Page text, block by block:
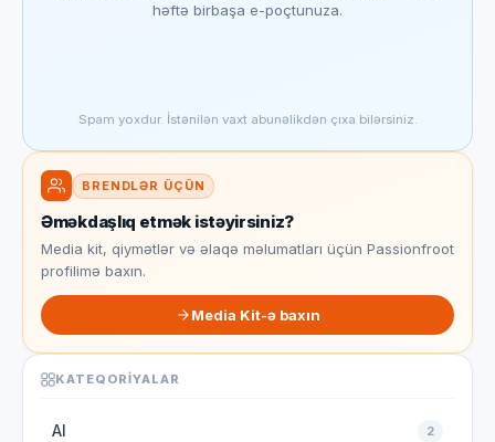
həftə birbaşa e-poçtunuza.
Spam yoxdur. İstənilən vaxt abunəlikdən çıxa bilərsiniz.
BRENDLƏR ÜÇÜN
Əməkdaşlıq etmək istəyirsiniz?
Media kit, qiymətlər və əlaqə məlumatları üçün Passionfroot
profilimə baxın.
Media Kit-ə baxın
KATEQORIYALAR
AI 2